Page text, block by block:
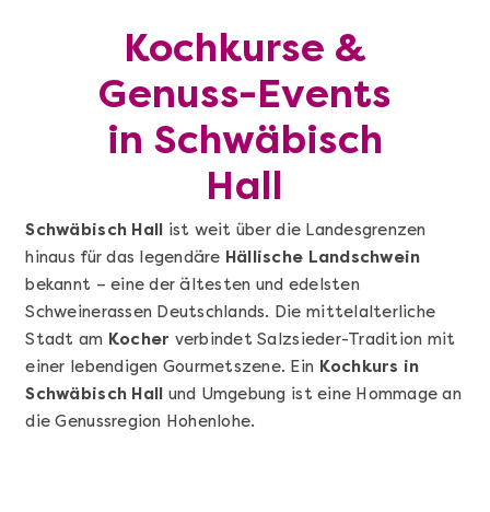
Kochkurse &
Genuss-Events
in Schwäbisch
Hall
Schwäbisch Hall
ist weit über die Landesgrenzen
hinaus für das legendäre Hällische Landschwein
bekannt – eine der ältesten und edelsten
Schweinerassen Deutschlands. Die mittelalterliche
Stadt am Kocher verbindet Salzsieder-Tradition mit
einer lebendigen Gourmetszene. Ein Kochkurs in
Schwäbisch Hall
und Umgebung ist eine Hommage an
die Genussregion Hohenlohe.